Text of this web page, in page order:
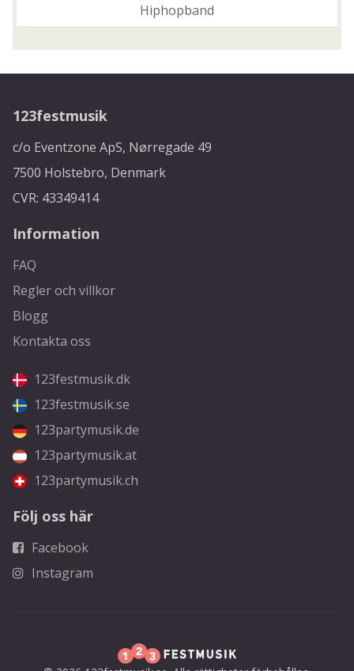
Hiphopband
123festmusik
c/o Eventzone ApS, Nørregade 49
7500 Holstebro, Denmark
CVR: 43349414
Information
FAQ
Regler och villkor
Blogg
Kontakta oss
123festmusik.dk
123festmusik.se
123partymusik.de
123partymusik.at
123partymusik.ch
Följ oss här
Facebook
Instagram